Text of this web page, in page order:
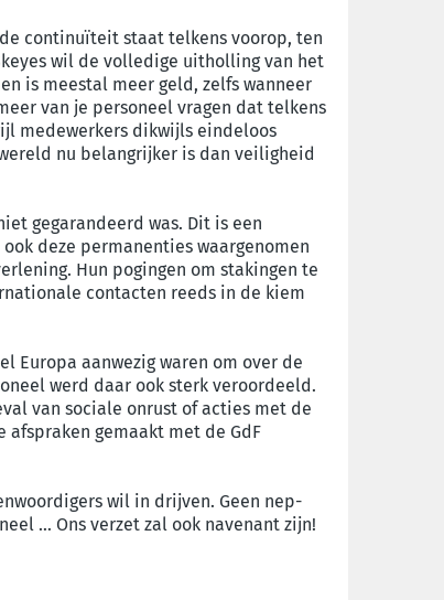
continuïteit staat telkens voorop, ten
wil de volledige uitholling van het
is meestal meer geld, zelfs wanneer
van je personeel vragen dat telkens
medewerkers dikwijls eindeloos
nu belangrijker is dan veiligheid
gegarandeerd was. Dit is een
deze permanenties waargenomen
Hun pogingen om stakingen te
contacten reeds in de kiem
Europa aanwezig waren om over de
werd daar ook sterk veroordeeld.
van sociale onrust of acties met de
gemaakt met de GdF
wil in drijven. Geen nep-
… Ons verzet zal ook navenant zijn!